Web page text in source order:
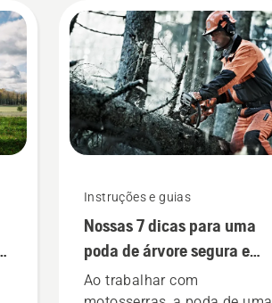
Instruções e guias
Nossas 7 dicas para uma
poda de árvore segura e
eficiente
Ao trabalhar com